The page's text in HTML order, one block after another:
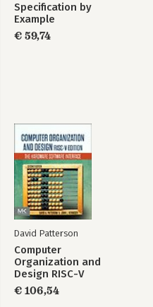
Specification by
Example
€ 59,74
David Patterson
Computer
Organization and
Design RISC-V
Edition
€ 106,54